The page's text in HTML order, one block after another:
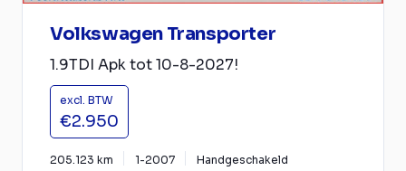
Volkswagen Transporter
1.9TDI Apk tot 10-8-2027!
excl. BTW
€2.950
205.123 km 1-2007 Handgeschakeld